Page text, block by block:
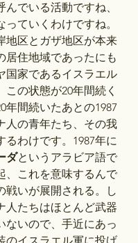
でいる活動ですね、
っていくわけですね。
地区とガザ地区が本来
居住地域であったにも
国家であるイスラエル
この状態が20年間続く
年間続いたあとの1987
人の青年たち、その我
るわけです。1987年に
ダというアラビア語で
、これを意味するんで
戦いが展開される。し
人たちはほとんど武器
ないので、手近にあっ